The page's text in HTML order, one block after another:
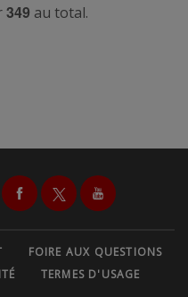
349 au total.
FOIRE AUX QUESTIONS
TERMES D'USAGE